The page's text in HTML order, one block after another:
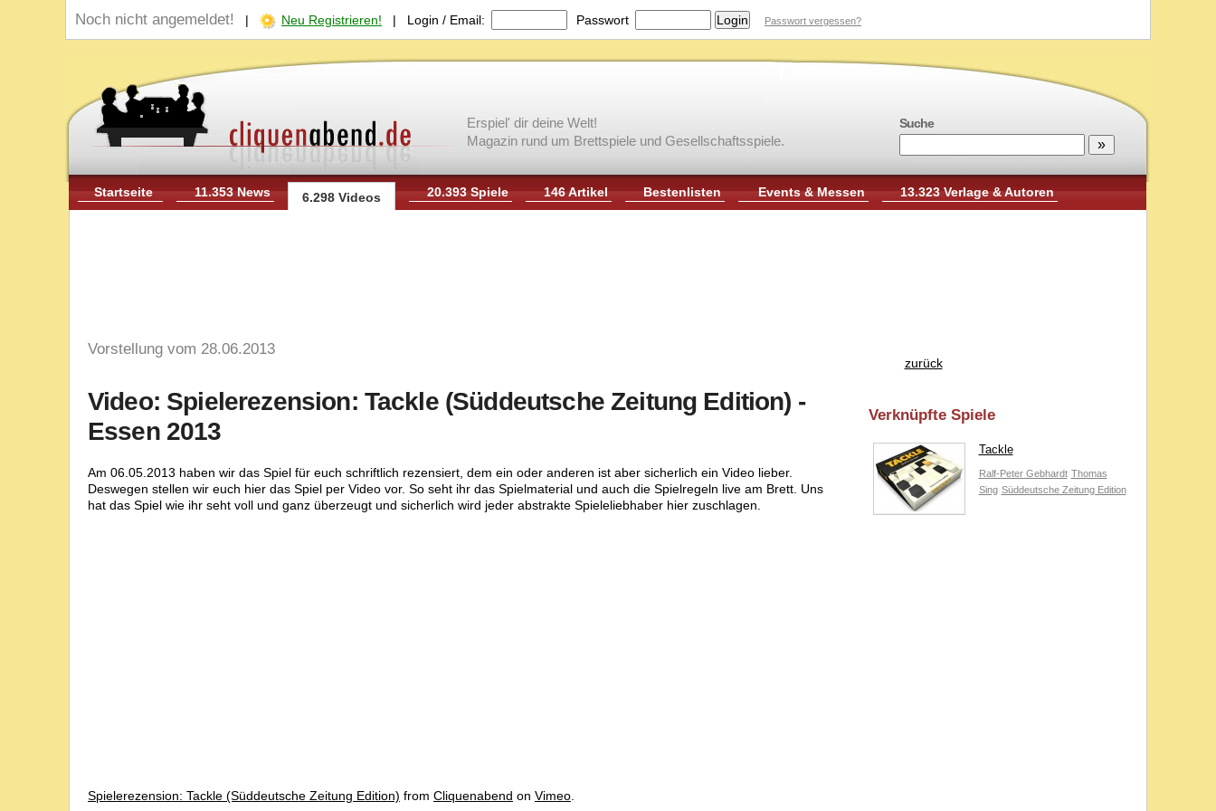
Noch nicht angemeldet! | Neu Registrieren! | Login / Email: Passwort Passwort vergessen?
Suche
Erspiel' dir deine Welt!
Magazin rund um Brettspiele und Gesellschaftsspiele.
Startseite 11.353 News 6.298 Videos 20.393 Spiele 146 Artikel Bestenlisten Events & Messen 13.323 Verlage & Autoren
zurück
Verknüpfte Spiele
Tackle
Ralf-Peter Gebhardt Thomas
Sing Süddeutsche Zeitung Edition
Vorstellung vom 28.06.2013
Video: Spielerezension: Tackle (Süddeutsche Zeitung Edition) -
Essen 2013
Am 06.05.2013 haben wir das Spiel für euch schriftlich rezensiert, dem ein oder anderen ist aber sicherlich ein Video lieber.
Deswegen stellen wir euch hier das Spiel per Video vor. So seht ihr das Spielmaterial und auch die Spielregeln live am Brett. Uns
hat das Spiel wie ihr seht voll und ganz überzeugt und sicherlich wird jeder abstrakte Spieleliebhaber hier zuschlagen.
Spielerezension: Tackle (Süddeutsche Zeitung Edition) from Cliquenabend on Vimeo